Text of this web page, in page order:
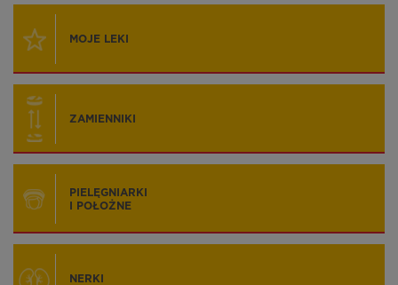
MOJE LEKI
ZAMIENNIKI
PIELĘGNIARKI
I POŁOŻNE
NERKI